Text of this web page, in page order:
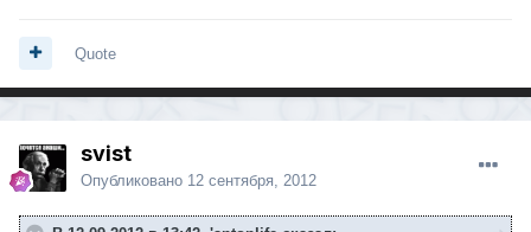
Quote
svist
Опубликовано 12 сентября, 2012